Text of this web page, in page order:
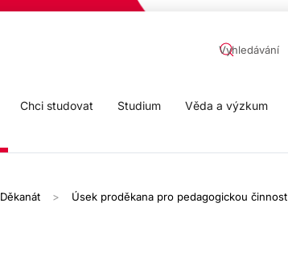
Chci studovat Studium Věda a výzkum
Děkanát Úsek proděkana pro pedagogickou činnost